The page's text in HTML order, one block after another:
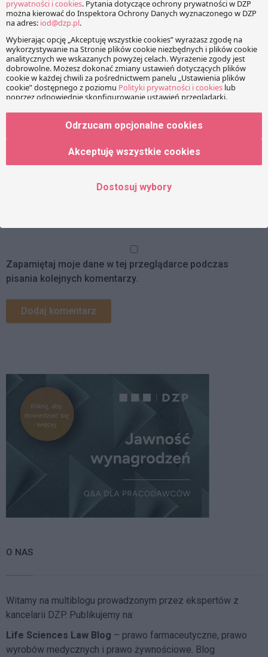
Imię
Zapamiętaj moje dane w tej przeglądarce podczas
pisania kolejnych komentarzy.
O NAS
Witamy na multiblogu prowadzonym przez ekspertów z
kancelarii DZP. Publikujemy na:
Life Sciences Law Blog – prawo farmaceutyczne, prawo
wyrobów medycznych i prawo żywnościowe. Blog
Odrzucam opcjonalne cookies
Akceptuję wszystkie cookies
Dostosuj wybory